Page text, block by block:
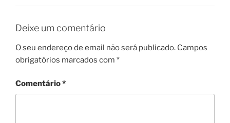
Deixe um comentário
O seu endereço de email não será publicado. Campos
obrigatórios marcados com *
Comentário*